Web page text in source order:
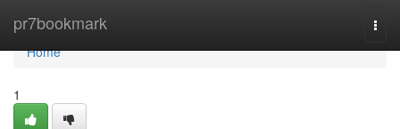
pr7bookmark
Home
Home
1